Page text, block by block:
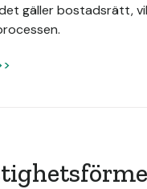
gäller bostadsrätt,